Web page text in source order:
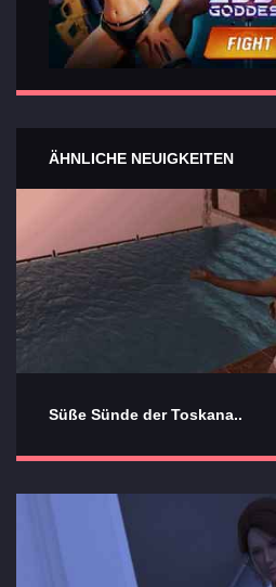
ÄHNLICHE NEUIGKEITEN
Süße Sünde der Toskana..